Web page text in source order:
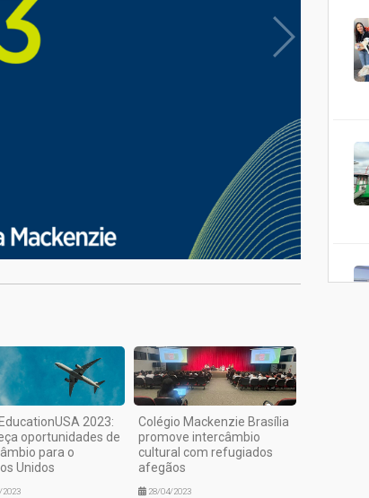
2023:
oportunidades de
para o
Unidos
Colégio Mackenzie Brasília
promove intercâmbio
cultural com refugiados
afegãos
28/04/2023